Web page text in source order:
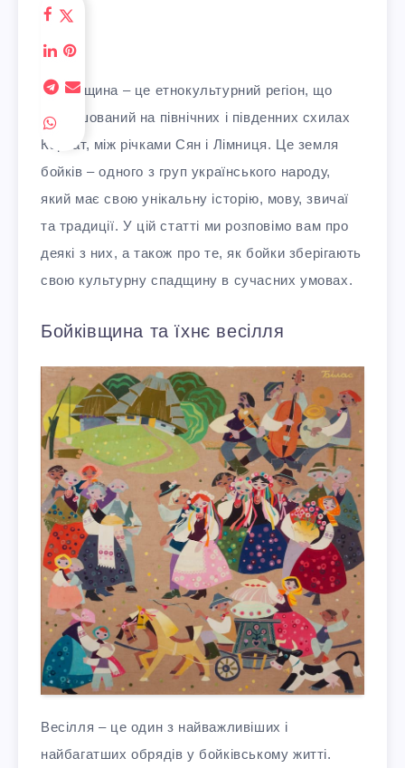
Бойківщина – це етнокультурний регіон, що
розташований на північних і південних схилах
Карпат, між річками Сян і Лімниця. Це земля
бойків – одного з груп українського народу,
який має свою унікальну історію, мову, звичаї
та традиції. У цій статті ми розповімо вам про
деякі з них, а також про те, як бойки зберігають
свою культурну спадщину в сучасних умовах.
Бойківщина та їхнє весілля
Весілля – це один з найважливіших і
найбагатших обрядів у бойківському житті.